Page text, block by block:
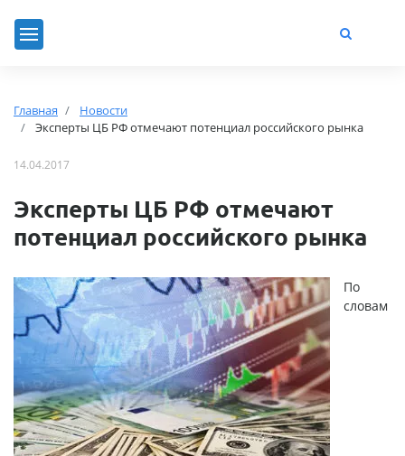
Главная
Новости
Эксперты ЦБ РФ отмечают потенциал российского рынка
14.04.2017
Эксперты ЦБ РФ отмечают
потенциал российского рынка
По
словам